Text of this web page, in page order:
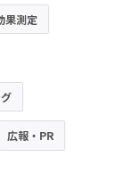
果測定
広報・PR